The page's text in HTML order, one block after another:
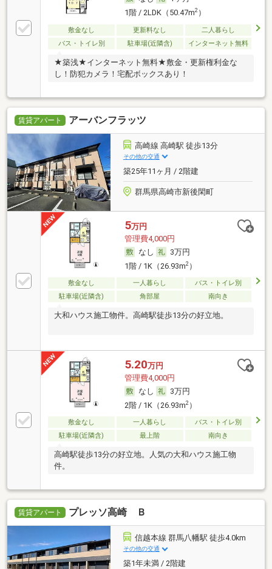
1階 / 2LDK（50.47m2）
敷金なし 更新料なし
二人暮らし
バス・トイレ別
駐車場(近隣含) インターネット無料
★築浅★インターネット無料★敷金・更新権利金な
し！防犯カメラ！宅配ボックスあり！
賃貸アパート アーバンフラッツ
高崎線 高崎駅 徒歩13分
その他の交通
築25年11ヶ月 / 2階建
群馬県高崎市新後閑町
5万円
管理費4,000円
なし
3万円
1階 / 1K（26.93m2）
敷金なし 一人暮らし
バス・トイレ別
駐車場(近隣含)
角部屋 南向き
大和ハウス施工物件。高崎駅徒歩13分の好立地。
5.20万円
管理費4,000円
なし
3万円
2階 / 1K（26.93m2）
敷金なし 一人暮らし
バス・トイレ別
駐車場(近隣含)
最上階 南向き
高崎駅徒歩13分の好立地。人気の大和ハウス施工物
件。
賃貸アパート プレッソ高崎 Ｂ
信越本線 群馬八幡駅 徒歩4.0km
その他の交通
築1年未満 / 2階建